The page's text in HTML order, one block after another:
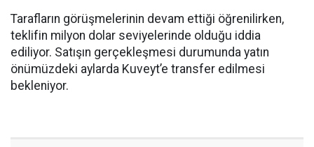
Tarafların görüşmelerinin devam ettiği öğrenilirken,
teklifin milyon dolar seviyelerinde olduğu iddia
ediliyor. Satışın gerçekleşmesi durumunda yatın
önümüzdeki aylarda Kuveyt’e transfer edilmesi
bekleniyor.